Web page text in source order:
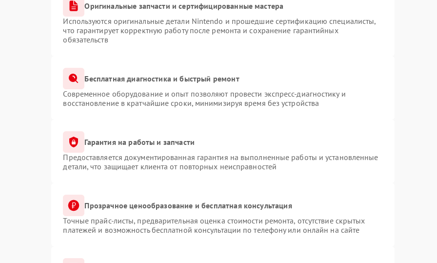
Оригинальные запчасти и сертифицированные мастера
Используются оригинальные детали Nintendo и прошедшие сертификацию специалисты,
что гарантирует корректную работу после ремонта и сохранение гарантийных
обязательств
Бесплатная диагностика и быстрый ремонт
Современное оборудование и опыт позволяют провести экспресс-диагностику и
восстановление в кратчайшие сроки, минимизируя время без устройства
Гарантия на работы и запчасти
Предоставляется документированная гарантия на выполненные работы и установленные
детали, что защищает клиента от повторных неисправностей
Прозрачное ценообразование и бесплатная консультация
Точные прайс-листы, предварительная оценка стоимости ремонта, отсутствие скрытых
платежей и возможность бесплатной консультации по телефону или онлайн на сайте